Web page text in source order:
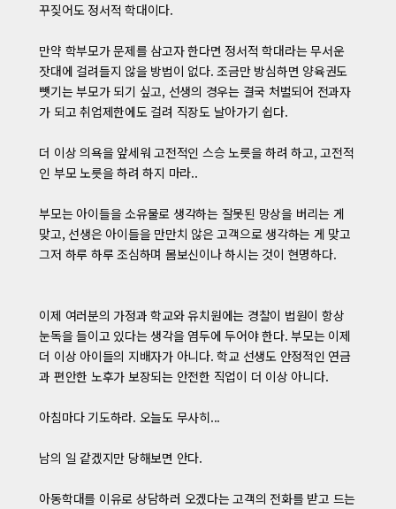
꾸짖어도 정서적 학대이다.
만약 학부모가 문제를 삼고자 한다면 정서적 학대라는 무서운
잣대에 걸려들지 않을 방법이 없다. 조금만 방심하면 양육권도
뺏기는 부모가 되기 싶고, 선생의 경우는 결국 처벌되어 전과자
가 되고 취업제한에도 걸려 직장도 날아가기 쉽다.
더 이상 의욕을 앞세워 고전적인 스승 노릇을 하려 하고, 고전적
인 부모 노릇을 하려 하지 마라..
부모는 아이들을 소유물로 생각하는 잘못된 망상을 버리는 게
맞고, 선생은 아이들을 만만치 않은 고객으로 생각하는 게 맞고
그저 하루 하루 조심하며 몸보신이나 하시는 것이 현명하다.
이제 여러분의 가정과 학교와 유치원에는 경찰이 법원이 항상
눈독을 들이고 있다는 생각을 염두에 두어야 한다. 부모는 이제
더 이상 아이들의 지배자가 아니다. 학교 선생도 안정적인 연금
과 편안한 노후가 보장되는 안전한 직업이 더 이상 아니다.
아침마다 기도하라. 오늘도 무사히...
남의 일 같겠지만 당해보면 안다.
아동학대를 이유로 상담하러 오겠다는 고객의 전화를 받고 드는